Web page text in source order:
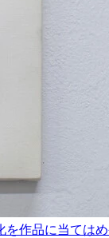
作品に当ては